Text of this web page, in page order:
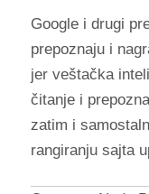
Google i drugi
prepoznaju i
jer veštačka
čitanje i
zatim i
rangiranju sajta